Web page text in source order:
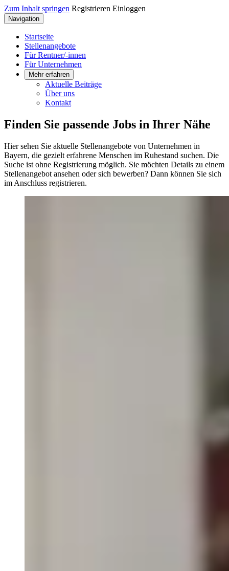
Zum Inhalt springen Registrieren Einloggen
Navigation
Startseite
Stellenangebote
Für Rentner/-innen
Für Unternehmen
Mehr erfahren
Aktuelle Beiträge
Über uns
Kontakt
Finden Sie passende Jobs in Ihrer Nähe
Hier sehen Sie aktuelle Stellenangebote von Unternehmen in
Bayern, die gezielt erfahrene Menschen im Ruhestand suchen. Die
Suche ist ohne Registrierung möglich. Sie möchten Details zu einem
Stellenangebot ansehen oder sich bewerben? Dann können Sie sich
im Anschluss registrieren.